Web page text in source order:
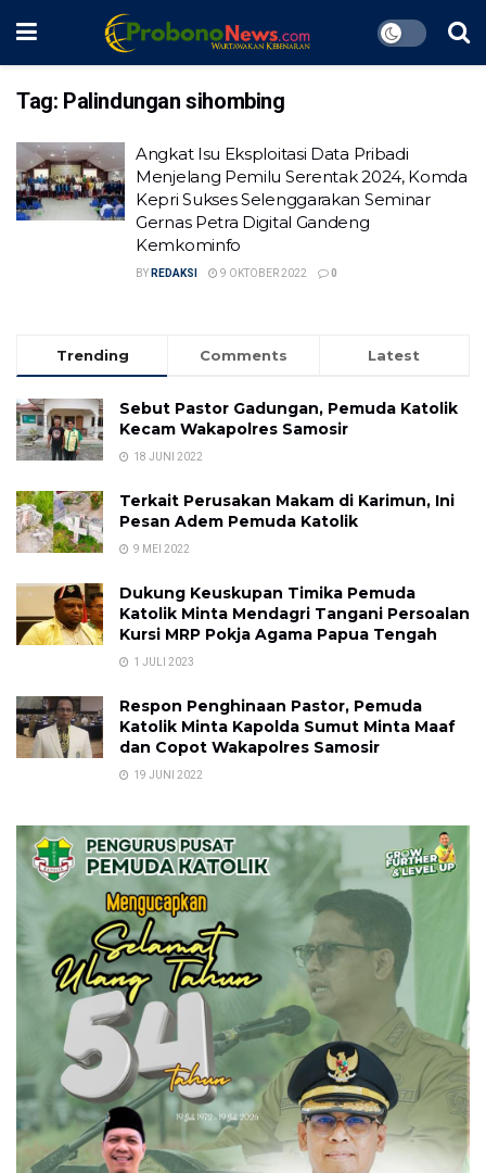
Tag: Palindungan sihombing
Angkat Isu Eksploitasi Data Pribadi
Menjelang Pemilu Serentak 2024, Komda
Kepri Sukses Selenggarakan Seminar
Gernas Petra Digital Gandeng
Kemkominfo
BY REDAKSI 9 OKTOBER 2022 0
Trending Comments Latest
Sebut Pastor Gadungan, Pemuda Katolik
Kecam Wakapolres Samosir
18 JUNI 2022
Terkait Perusakan Makam di Karimun, Ini
Pesan Adem Pemuda Katolik
9 MEI 2022
Dukung Keuskupan Timika Pemuda
Katolik Minta Mendagri Tangani Persoalan
Kursi MRP Pokja Agama Papua Tengah
1 JULI 2023
Respon Penghinaan Pastor, Pemuda
Katolik Minta Kapolda Sumut Minta Maaf
dan Copot Wakapolres Samosir
19 JUNI 2022